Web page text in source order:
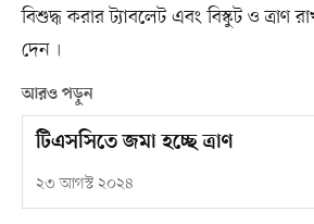
বিশুদ্ধ করার ট্যাবলেট এবং বিস্কুট ও ত্রাণ
দেন৷
আরও পড়ুন
টিএসসিতে জমা হচ্ছে ত্রাণ
২৩ আগস্ট ২০২৪